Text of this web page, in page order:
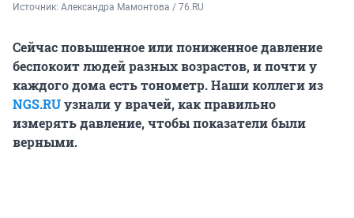
Источник: Александра Мамонтова / 76.RU
Сейчас повышенное или пониженное давление
беспокоит людей разных возрастов, и почти у
каждого дома есть тонометр. Наши коллеги из
NGS.RUузнали у врачей, как правильно
измерять давление, чтобы показатели были
верными.